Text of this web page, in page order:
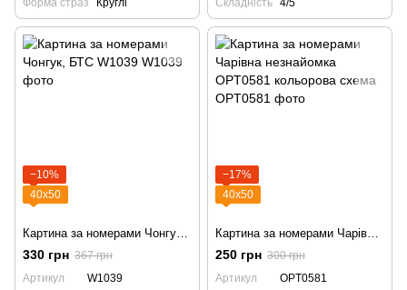
Форма страз Круглі Складність 4/5
−10%
40х50
330 грн 367 грн
Артикул
W1039
−17%
40х50
250 грн 300 грн
Артикул
OPT0581